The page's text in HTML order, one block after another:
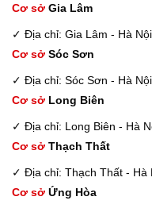
Cơ sở Gia Lâm
✓ Địa chỉ: Gia Lâm - Hà Nội
Cơ sở Sóc Sơn
✓ Địa chỉ: Sóc Sơn - Hà Nội
Cơ sở Long Biên
✓ Địa chỉ: Long Biên - Hà
Cơ sở Thạch Thất
✓ Địa chỉ: Thạch Thất - Hà
Cơ sở Ứng Hòa